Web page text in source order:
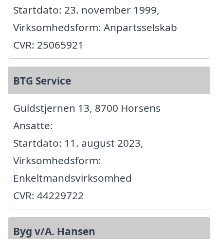
Startdato: 23. november 1999,
Virksomhedsform: Anpartsselskab
CVR: 25065921
BTG Service
Guldstjernen 13, 8700 Horsens
Ansatte:
Startdato: 11. august 2023,
Virksomhedsform:
Enkeltmandsvirksomhed
CVR: 44229722
Byg v/A. Hansen